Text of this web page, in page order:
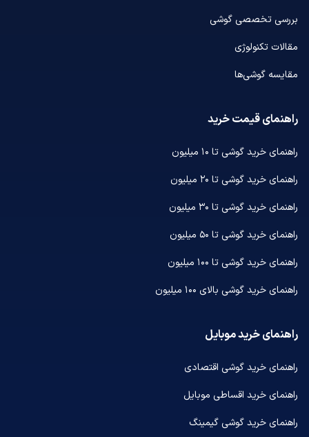
بررسی تخصصی گوشی
مقالات تکنولوژی
مقایسه گوشی‌ها
راهنمای قیمت خرید
راهنمای خرید گوشی تا ۱۰ میلیون
راهنمای خرید گوشی تا ۲۰ میلیون
راهنمای خرید گوشی تا ۳۰ میلیون
راهنمای خرید گوشی تا ۵۰ میلیون
راهنمای خرید گوشی تا ۱۰۰ میلیون
راهنمای خرید گوشی بالای ۱۰۰ میلیون
راهنمای خرید موبایل
راهنمای خرید گوشی اقتصادی
راهنمای خرید اقساطی موبایل
راهنمای خرید گوشی گیمینگ